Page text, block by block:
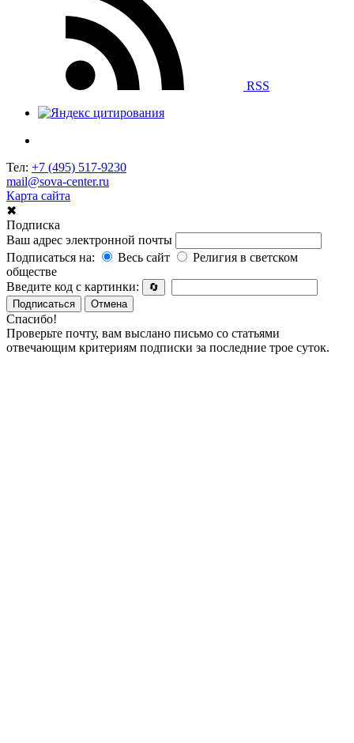
RSS
Тел: +7 (495) 517-9230
mail@sova-center.ru
Карта сайта
✖
Подписка
Ваш адрес электронной почты
Подписаться на:
Весь сайт
Религия в светском
обществе
Введите код с картинки:
🔄
Подписаться
Отмена
Спасибо!
Проверьте почту, вам выслано письмо со статьями
отвечающим критериям подписки за последние трое суток.